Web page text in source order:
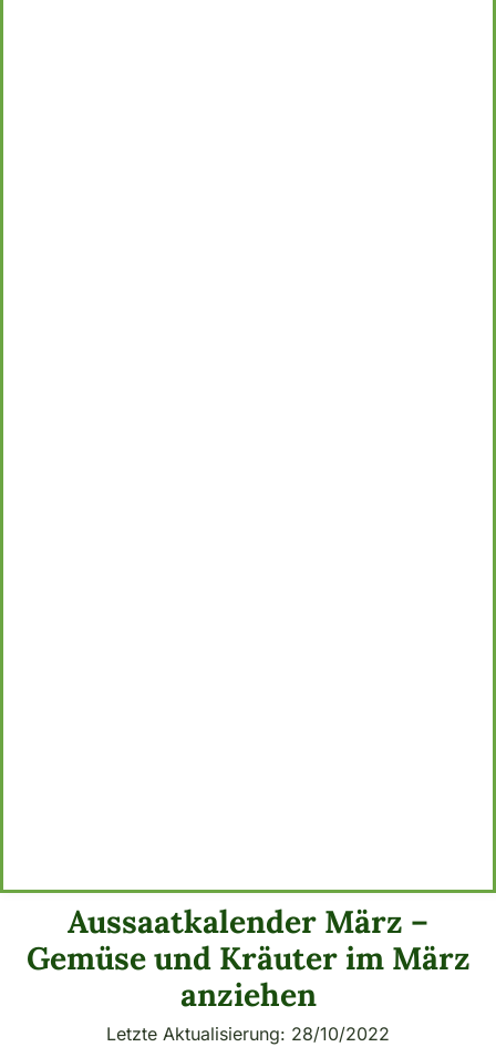
Aussaatkalender März –
Gemüse und Kräuter im März
anziehen
Letzte Aktualisierung: 28/10/2022